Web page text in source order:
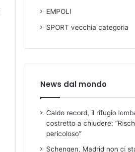
EMPOLI
SPORTvecchia categoria
News dal mondo
Caldo record, il rifugio
costretto a chiudere:
pericoloso”
Schengen, Madrid non ci